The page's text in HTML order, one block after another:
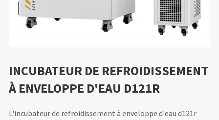
INCUBATEUR DE REFROIDISSEMENT
À ENVELOPPE D'EAU D121R
L'incubateur de refroidissement à enveloppe d'eau d121r